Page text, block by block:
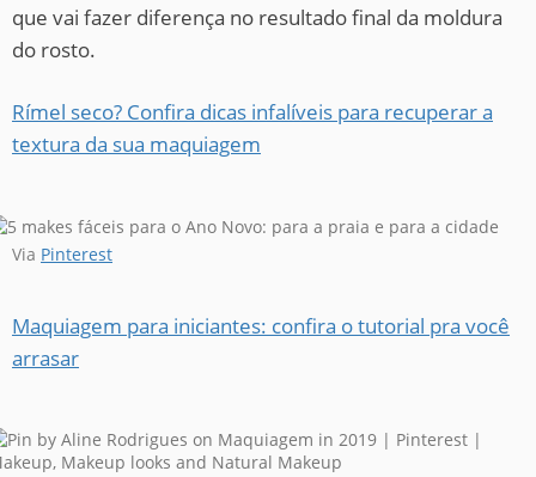
que vai fazer diferença no resultado final da moldura
do rosto.
Rímel seco? Confira dicas infalíveis para recuperar a
textura da sua maquiagem
Via Pinterest
Maquiagem para iniciantes: confira o tutorial pra você
arrasar